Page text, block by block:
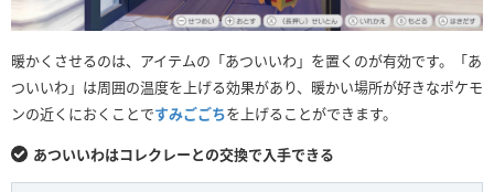
暖かくさせるのは、アイテムの「あついいわ」を置くのが有効です。「あ
ついいわ」は周囲の温度を上げる効果があり、暖かい場所が好きなポケモ
ンの近くにおくことですみごごちを上げることができます。
あついいわはコレクレーとの交換で入手できる